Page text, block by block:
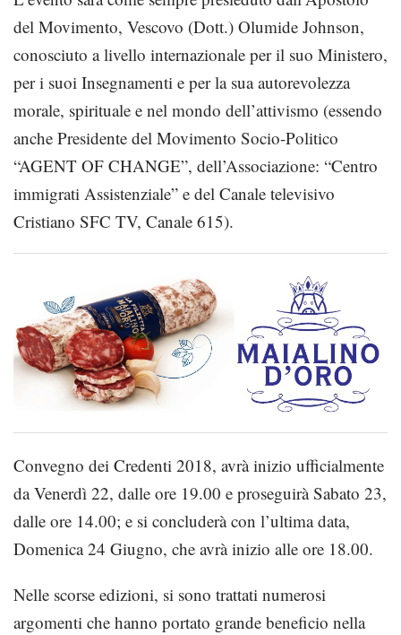
del Movimento, Vescovo (Dott.) Olumide Johnson,
conosciuto a livello internazionale per il suo Ministero,
per i suoi Insegnamenti e per la sua autorevolezza
morale, spirituale e nel mondo dell’attivismo (essendo
anche Presidente del Movimento Socio-Politico
“AGENT OF CHANGE”, dell’Associazione: “Centro
immigrati Assistenziale” e del Canale televisivo
Cristiano SFC TV, Canale 615).
Convegno dei Credenti 2018, avrà inizio ufficialmente
da Venerdì 22, dalle ore 19.00 e proseguirà Sabato 23,
dalle ore 14.00; e si concluderà con l’ultima data,
Domenica 24 Giugno, che avrà inizio alle ore 18.00.
Nelle scorse edizioni, si sono trattati numerosi
argomenti che hanno portato grande beneficio nella